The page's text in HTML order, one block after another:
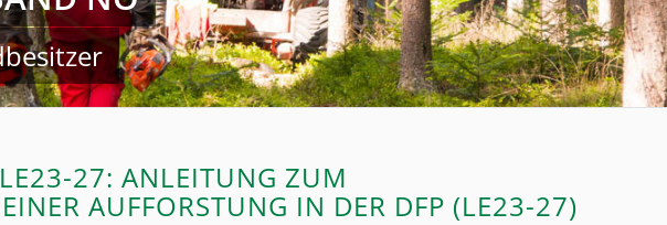
27: ANLEITUNG ZUM
AUFFORSTUNG IN DER DFP (LE23-27)